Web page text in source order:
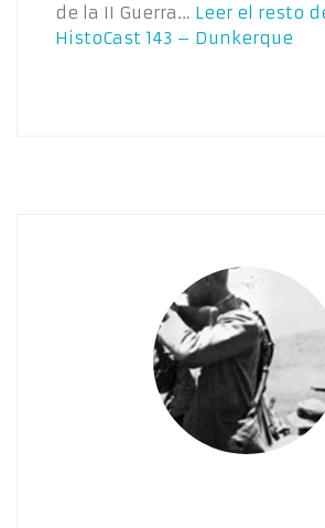
de la II Guerra… Leer el resto
HistoCast 143 – Dunkerque